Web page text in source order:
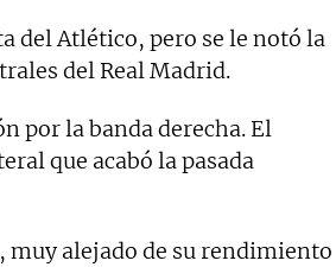
del Atlético, pero se le notó la
del Real Madrid.
por la banda derecha. El
que acabó la pasada
muy alejado de su rendimiento